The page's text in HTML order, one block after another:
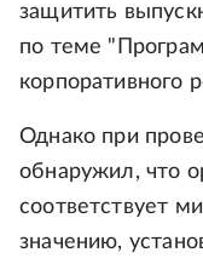
защитить
по теме
корпоративного
Однако при
обнаружил, что
соответствует
значению,